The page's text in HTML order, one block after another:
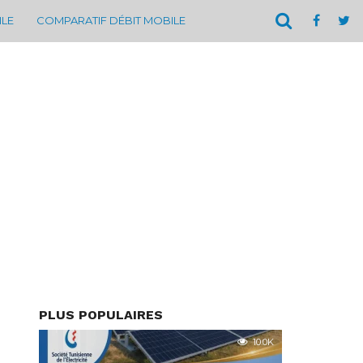
COMPARATIF DÉBIT MOBILE
PLUS POPULAIRES
10.0K